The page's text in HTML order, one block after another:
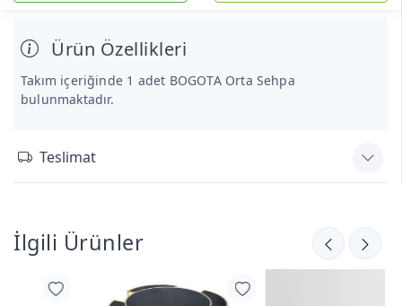
Ürün Özellikleri
Takım içeriğinde 1 adet BOGOTA Orta Sehpa
bulunmaktadır.
Teslimat
İlgili Ürünler